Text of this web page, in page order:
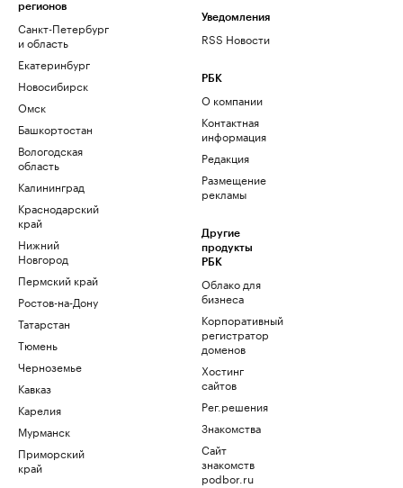
регионов
Санкт-Петербург
и область
Екатеринбург
Новосибирск
Омск
Башкортостан
Вологодская
область
Калининград
Краснодарский
край
Нижний
Новгород
Пермский край
Ростов-на-Дону
Татарстан
Тюмень
Черноземье
Кавказ
Карелия
Мурманск
Приморский
край
Уведомления
RSS Новости
РБК
О компании
Контактная
информация
Редакция
Размещение
рекламы
Другие
продукты
РБК
Облако для
бизнеса
Корпоративный
регистратор
доменов
Хостинг
сайтов
Рег.решения
Знакомства
Сайт
знакомств
podbor.ru